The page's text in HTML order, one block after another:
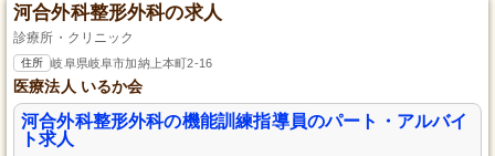
河合外科整形外科の求人
診療所・クリニック
住所 岐阜県岐阜市加納上本町2-16
医療法人 いるか会
河合外科整形外科の機能訓練指導員のパート・アルバイ
ト求人